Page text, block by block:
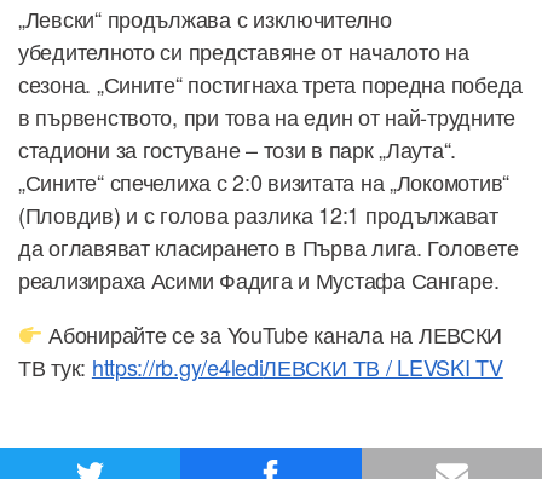
„Левски“ продължава с изключително
убедителното си представяне от началото на
сезона. „Сините“ постигнаха трета поредна победа
в първенството, при това на един от най-трудните
стадиони за гостуване – този в парк „Лаута“.
„Сините“ спечелиха с 2:0 визитата на „Локомотив“
(Пловдив) и с голова разлика 12:1 продължават
да оглавяват класирането в Първа лига. Головете
реализираха Асими Фадига и Мустафа Сангаре.
Абонирайте се за YouTube канала на ЛЕВСКИ
ТВ тук: https://rb.gy/e4lediЛЕВСКИ ТВ / LEVSKI TV